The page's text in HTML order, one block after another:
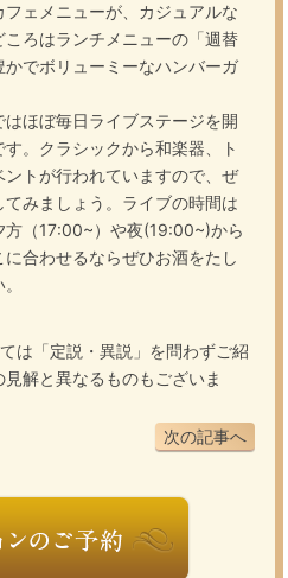
ェメニューが、カジュアルな
ろはランチメニューの「週替
でボリューミーなハンバーガ
はほぼ毎日ライブステージを開
。クラシックから和楽器、ト
トが行われていますので、ぜ
みましょう。ライブの時間は
方（17:00~）や夜(19:00~)から
合わせるならぜひお酒をたし
は「定説・異説」を問わずご紹
解と異なるものもございま
次の記事へ